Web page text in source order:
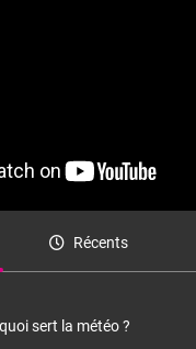
Récents
sert la météo ?